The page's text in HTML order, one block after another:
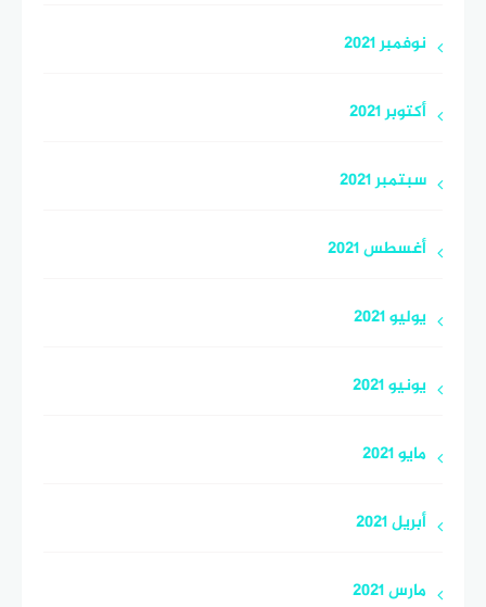
نوفمبر 2021
أكتوبر 2021
سبتمبر 2021
أغسطس 2021
يوليو 2021
يونيو 2021
مايو 2021
أبريل 2021
مارس 2021